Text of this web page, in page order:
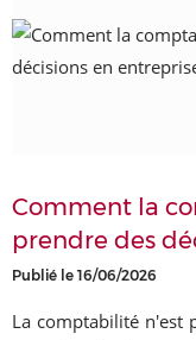
Comment la
prendre des
Publié le 16/06/2026
La comptabilité n'est